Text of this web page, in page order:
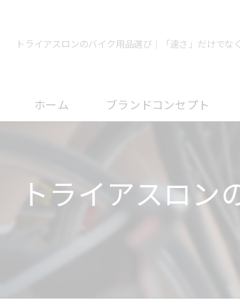
トライアスロンのバイク用品選び｜「速さ」だけでな
ホーム ブランドコンセプト
トライアスロン